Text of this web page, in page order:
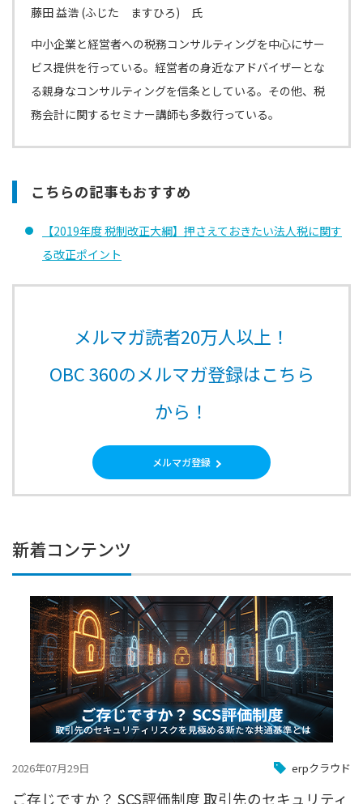
藤田 益浩 (ふじた ますひろ) 氏
中小企業と経営者への税務コンサルティングを中心にサー
ビス提供を行っている。経営者の身近なアドバイザーとな
る親身なコンサルティングを信条としている。その他、税
務会計に関するセミナー講師も多数行っている。
こちらの記事もおすすめ
【2019年度 税制改正大綱】押さえておきたい法人税に関す
る改正ポイント
メルマガ読者20万人以上！
OBC 360のメルマガ登録はこちら
から！
メルマガ登録
新着コンテンツ
2026年07月29日 erpクラウド
ご存じですか？ SCS評価制度 取引先のセキュリティ